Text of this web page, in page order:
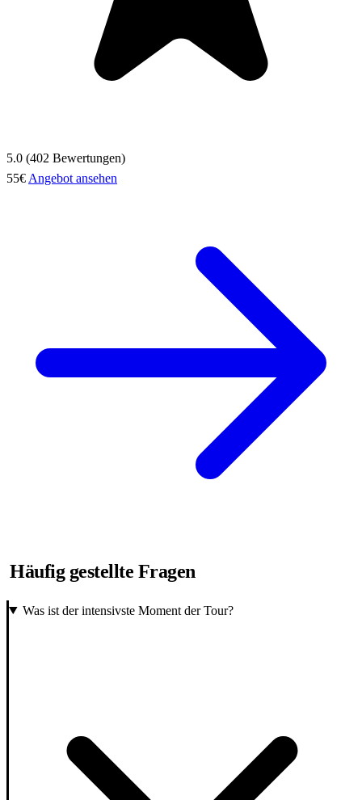
5.0 (402 Bewertungen)
55€ Angebot ansehen
Häufig gestellte Fragen
Was ist der intensivste Moment der Tour?